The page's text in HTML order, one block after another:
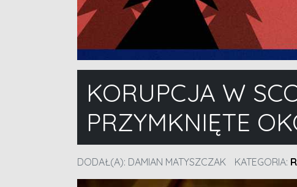
KORUPCJA W
PRZYMKNIĘTE
DODAŁ(A): DAMIAN MATYSZCZAK KATEGORIA: